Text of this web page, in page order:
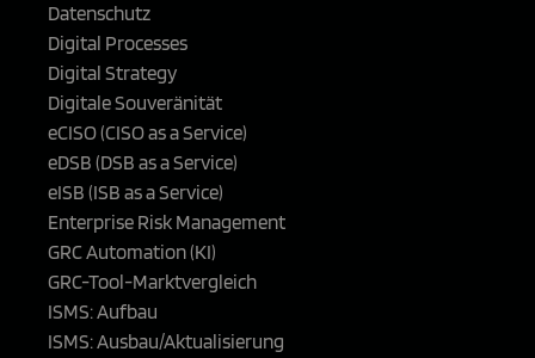
Datenschutz
Digital Processes
Digital Strategy
Digitale Souveränität
eCISO (CISO as a Service)
eDSB (DSB as a Service)
eISB (ISB as a Service)
Enterprise Risk Management
GRC Automation (KI)
GRC-Tool-Marktvergleich
ISMS: Aufbau
ISMS: Ausbau/Aktualisierung